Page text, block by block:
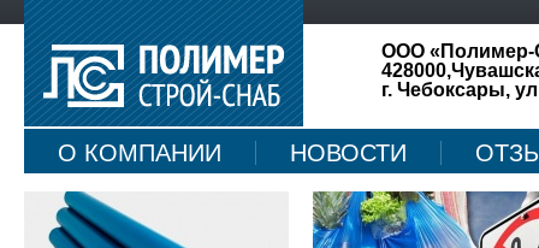
ООО «Полимер-
г. Чебоксары,
О КОМПАНИИ НОВОСТИ
КАРТА САЙТА